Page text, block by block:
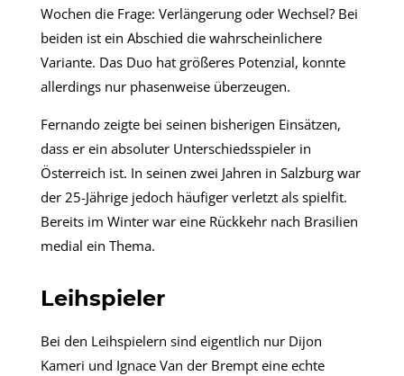
Wochen die Frage: Verlängerung oder Wechsel? Bei
beiden ist ein Abschied die wahrscheinlichere
Variante. Das Duo hat größeres Potenzial, konnte
allerdings nur phasenweise überzeugen.
Fernando zeigte bei seinen bisherigen Einsätzen,
dass er ein absoluter Unterschiedsspieler in
Österreich ist. In seinen zwei Jahren in Salzburg war
der 25-Jährige jedoch häufiger verletzt als spielfit.
Bereits im Winter war eine Rückkehr nach Brasilien
medial ein Thema.
Leihspieler
Bei den Leihspielern sind eigentlich nur Dijon
Kameri und Ignace Van der Brempt eine echte